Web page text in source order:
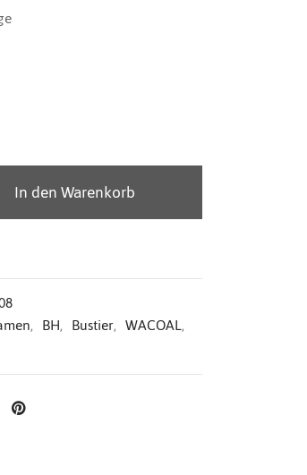
In den Warenkorb
, BH, Bustier, WACOAL,